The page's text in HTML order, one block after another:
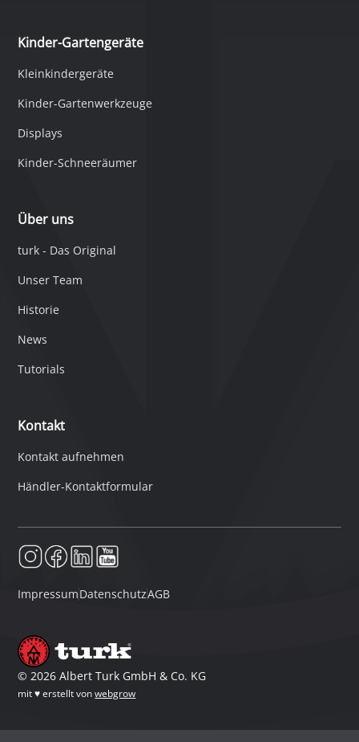
Kinder-Gartengeräte
Kleinkindergeräte
Kinder-Gartenwerkzeuge
Displays
Kinder-Schneeräumer
Über uns
turk - Das Original
Unser Team
Historie
News
Tutorials
Kontakt
Kontakt aufnehmen
Händler-Kontaktformular
ImpressumDatenschutzAGB
©2026 Albert Turk GmbH & Co. KG
mit ♥ erstellt vonwebgrow